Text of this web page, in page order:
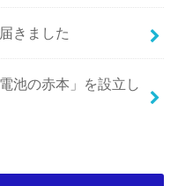
きました
池の赤本」を設立し